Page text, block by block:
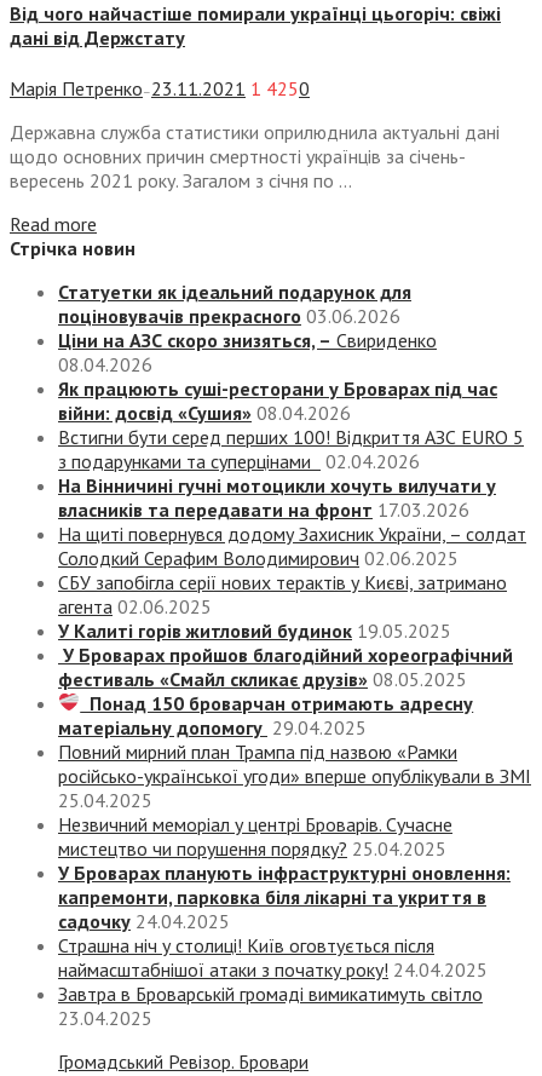
Від чого найчастіше помирали українці цьогоріч: свіжі
дані від Держстату
Марія Петренко — 23.11.2021 1 4250
Державна служба статистики оприлюднила актуальні дані
щодо основних причин смертності українців за січень-
вересень 2021 року. Загалом з січня по ...
Read more
Стрічка новин
Статуетки як ідеальний подарунок для
поціновувачів прекрасного 03.06.2026
Ціни на АЗС скоро знизяться, – Свириденко
08.04.2026
Як працюють суші-ресторани у Броварах під час
війни: досвід «Сушия» 08.04.2026
Встигни бути серед перших 100! Відкриття АЗС EURO 5
з подарунками та суперцінами
02.04.2026
На Вінничині гучні мотоцикли хочуть вилучати у
власників та передавати на фронт 17.03.2026
На щиті повернувся додому Захисник України, – солдат
Солодкий Серафим Володимирович 02.06.2025
СБУ запобігла серії нових терактів у Києві, затримано
агента 02.06.2025
У Калиті горів житловий будинок 19.05.2025
У Броварах пройшов благодійний хореографічний
фестиваль «Смайл скликає друзів» 08.05.2025
Понад 150 броварчан отримають адресну
матеріальну допомогу 29.04.2025
Повний мирний план Трампа під назвою «‎Рамки
російсько-української угоди» вперше опублікували в ЗМІ
25.04.2025
Незвичний меморіал у центрі Броварів. Сучасне
мистецтво чи порушення порядку? 25.04.2025
У Броварах планують інфраструктурні оновлення:
капремонти, парковка біля лікарні та укриття в
садочку 24.04.2025
Страшна ніч у столиці! Київ оговтується після
наймасштабнішої атаки з початку року! 24.04.2025
Завтра в Броварській громаді вимикатимуть світло
23.04.2025
Громадський Ревізор. Бровари